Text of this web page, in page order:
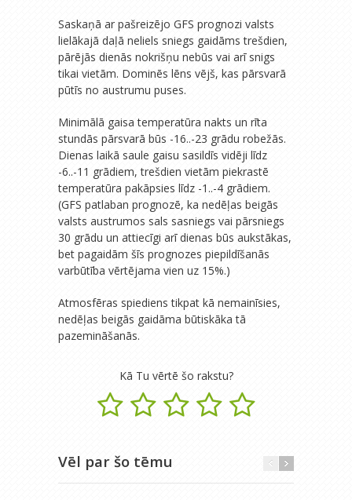
Saskaņā ar pašreizējo GFS prognozi valsts
lielākajā daļā neliels sniegs gaidāms trešdien,
pārējās dienās nokrišņu nebūs vai arī snigs
tikai vietām. Dominēs lēns vējš, kas pārsvarā
pūtīs no austrumu puses.
Minimālā gaisa temperatūra nakts un rīta
stundās pārsvarā būs -16..-23 grādu robežās.
Dienas laikā saule gaisu sasildīs vidēji līdz
-6..-11 grādiem, trešdien vietām piekrastē
temperatūra pakāpsies līdz -1..-4 grādiem.
(GFS patlaban prognozē, ka nedēļas beigās
valsts austrumos sals sasniegs vai pārsniegs
30 grādu un attiecīgi arī dienas būs aukstākas,
bet pagaidām šīs prognozes piepildīšanās
varbūtība vērtējama vien uz 15%.)
Atmosfēras spiediens tikpat kā nemainīsies,
nedēļas beigās gaidāma būtiskāka tā
pazemināšanās.
Kā Tu vērtē šo rakstu?
Vēl par šo tēmu